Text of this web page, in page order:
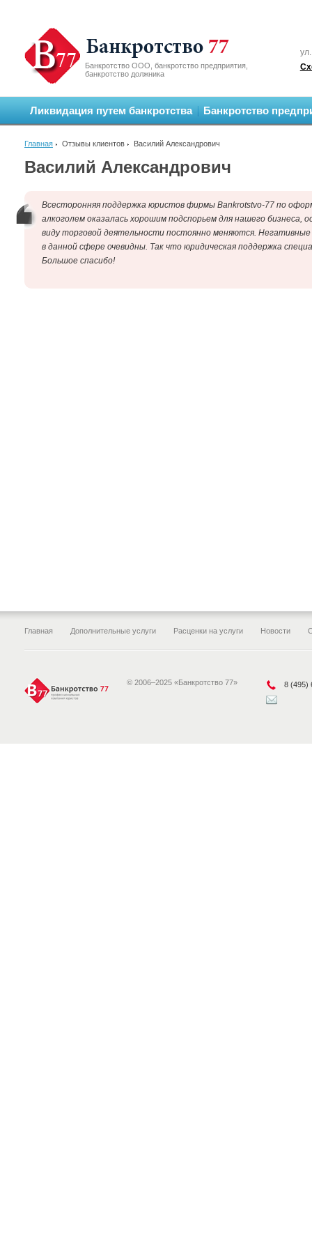
Банкротство ООО, банкротство предприятия,
банкротство должника
Ликвидация путем банкротства Банкротство
Главная Отзывы клиентов Василий Александрович
Василий Александрович
Всесторонняя поддержка юристов фирмы Bankrotstvo-77 по
алкоголем оказалась хорошим подспорьем для нашего бизнеса,
виду торговой деятельности постоянно меняются.
в данной сфере очевидны. Так что юридическая поддержка
Большое спасибо!
Главная Дополнительные услуги Расценки на услуги Новости
© 2006–2025 «Банкротство 77» 8 (495)